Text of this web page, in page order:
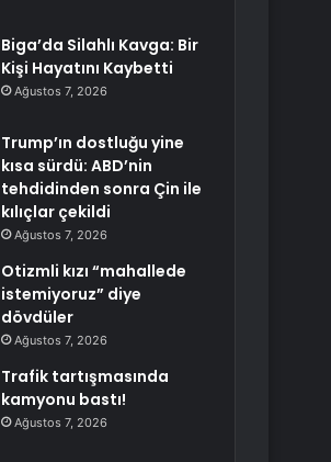
Biga’da Silahlı Kavga: Bir
Kişi Hayatını Kaybetti
Ağustos 7, 2026
Trump’ın dostluğu yine
kısa sürdü: ABD’nin
tehdidinden sonra Çin ile
kılıçlar çekildi
Ağustos 7, 2026
Otizmli kızı “mahallede
istemiyoruz” diye
dövdüler
Ağustos 7, 2026
Trafik tartışmasında
kamyonu bastı!
Ağustos 7, 2026